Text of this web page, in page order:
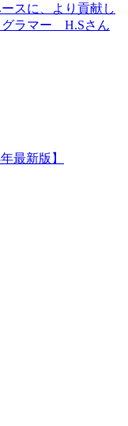
スに、より貢献し
グラマー H.Sさん​
最新版】​